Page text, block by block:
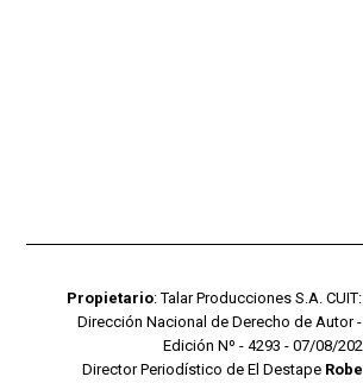
Propietario: Talar Producciones S.A.
Dirección Nacional de Derecho de Autor -
Edición Nº - 4293 - 07/08/
Director Periodístico de El Destape